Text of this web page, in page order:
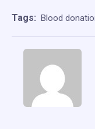
Tags: Blood